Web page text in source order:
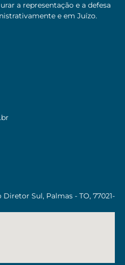
a representação e a defesa
e em Juízo.
Diretor Sul, Palmas - TO, 77021-